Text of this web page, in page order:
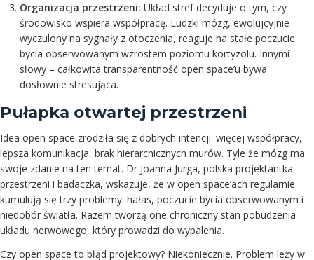
Organizacja przestrzeni: Układ stref decyduje o tym, czy
środowisko wspiera współpracę. Ludzki mózg, ewolujcyjnie
wyczulony na sygnały z otoczenia, reaguje na stałe poczucie
bycia obserwowanym wzrostem poziomu kortyzolu. Innymi
słowy – całkowita transparentność open space’u bywa
dosłownie stresująca.
Pułapka otwartej przestrzeni
Idea open space zrodziła się z dobrych intencji: więcej współpracy,
lepsza komunikacja, brak hierarchicznych murów. Tyle że mózg ma
swoje zdanie na ten temat. Dr Joanna Jurga, polska projektantka
przestrzeni i badaczka, wskazuje, że w open space’ach regularnie
kumulują się trzy problemy: hałas, poczucie bycia obserwowanym i
niedobór światła. Razem tworzą one chroniczny stan pobudzenia
układu nerwowego, który prowadzi do wypalenia.
Czy open space to błąd projektowy? Niekoniecznie. Problem leży w